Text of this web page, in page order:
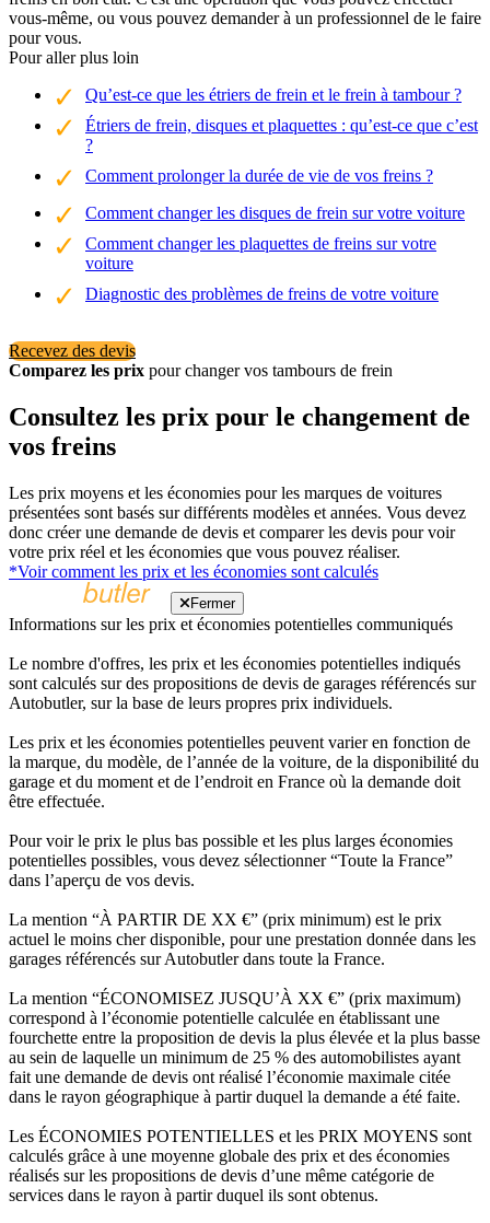
vous-même, ou vous pouvez demander à un professionnel de le faire
pour vous.
Pour aller plus loin
Qu’est-ce que les étriers de frein et le frein à tambour ?
Étriers de frein, disques et plaquettes : qu’est-ce que c’est
?
Comment prolonger la durée de vie de vos freins ?
Comment changer les disques de frein sur votre voiture
Comment changer les plaquettes de freins sur votre
voiture
Diagnostic des problèmes de freins de votre voiture
Recevez des devis
Comparez les prix pour changer vos tambours de frein
Consultez les prix pour le changement de
vos freins
Les prix moyens et les économies pour les marques de voitures
présentées sont basés sur différents modèles et années. Vous devez
donc créer une demande de devis et comparer les devis pour voir
votre prix réel et les économies que vous pouvez réaliser.
*Voir comment les prix et les économies sont calculés
Fermer
Informations sur les prix et économies potentielles communiqués
Le nombre d'offres, les prix et les économies potentielles indiqués
sont calculés sur des propositions de devis de garages référencés sur
Autobutler, sur la base de leurs propres prix individuels.
Les prix et les économies potentielles peuvent varier en fonction de
la marque, du modèle, de l’année de la voiture, de la disponibilité du
garage et du moment et de l’endroit en France où la demande doit
être effectuée.
Pour voir le prix le plus bas possible et les plus larges économies
potentielles possibles, vous devez sélectionner “Toute la France”
dans l’aperçu de vos devis.
La mention “À PARTIR DE XX €” (prix minimum) est le prix
actuel le moins cher disponible, pour une prestation donnée dans les
garages référencés sur Autobutler dans toute la France.
La mention “ÉCONOMISEZ JUSQU’À XX €” (prix maximum)
correspond à l’économie potentielle calculée en établissant une
fourchette entre la proposition de devis la plus élevée et la plus basse
au sein de laquelle un minimum de 25 % des automobilistes ayant
fait une demande de devis ont réalisé l’économie maximale citée
dans le rayon géographique à partir duquel la demande a été faite.
Les ÉCONOMIES POTENTIELLES et les PRIX MOYENS sont
calculés grâce à une moyenne globale des prix et des économies
réalisés sur les propositions de devis d’une même catégorie de
services dans le rayon à partir duquel ils sont obtenus.